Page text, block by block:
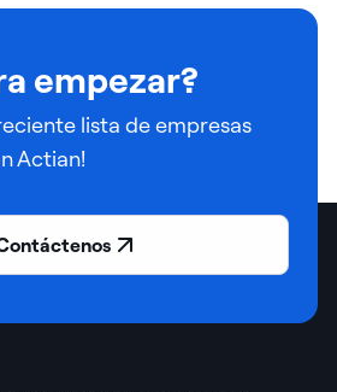
empezar?
lista de empresas
Actian!